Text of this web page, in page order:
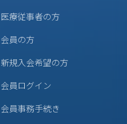
医療従事者の方
会員の方
新規入会希望の方
会員ログイン
会員事務手続き